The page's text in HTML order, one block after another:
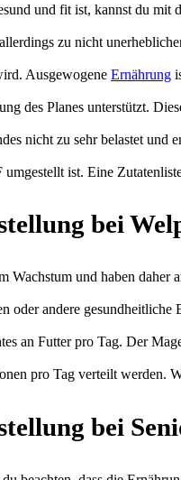
und fit ist, kannst du mit
zu nicht
Ausgewogene Ernährung
des Planes unterstützt.
nicht zu sehr belastet und
ist. Eine
bei
Wachstum und haben daher
oder andere
an Futter pro Tag. Der
pro Tag verteilt werden.
bei